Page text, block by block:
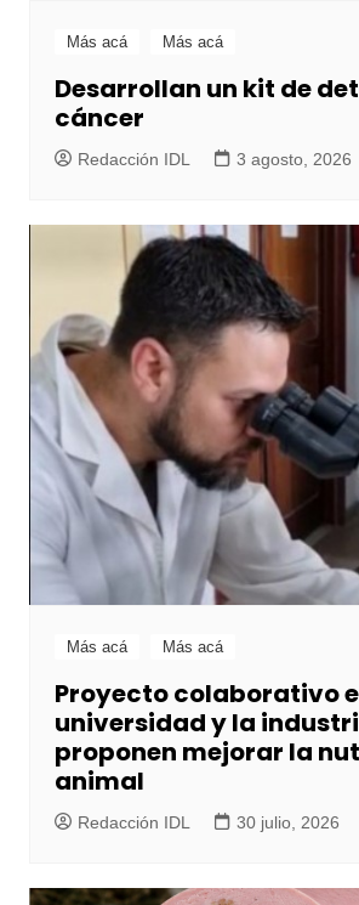
Más acá Más acá
Desarrollan un kit de
cáncer
Redacción IDL 3 agosto, 2026
Más acá Más acá
Proyecto colaborativo
universidad y la
proponen mejorar la
animal
Redacción IDL 30 julio, 2026